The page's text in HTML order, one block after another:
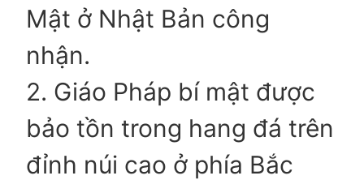
Mật ở Nhật Bản công
nhận.
2. Giáo Pháp bí mật được
bảo tồn trong hang đá trên
đỉnh núi cao ở phía Bắc